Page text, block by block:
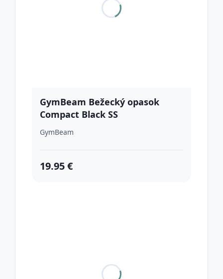
GymBeam Bežecký opasok
Compact Black SS
GymBeam
19.95 €